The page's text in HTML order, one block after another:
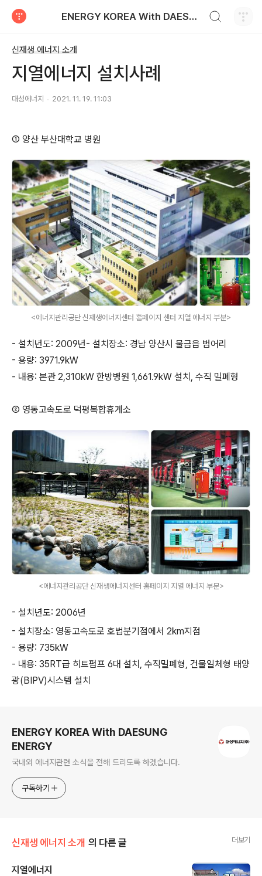
ENERGY KOREA With DAESUNG ENERGY
신재생 에너지 소개
지열에너지 설치사례
대성에너지 2021. 11. 19. 11:03
① 양산 부산대학교 병원
<에너지관리공단 신재생에너지센터 홈페이지 센터 지열 에너지 부분>
- 설치년도: 2009년- 설치장소: 경남 양산시 물금읍 범어리
- 용량: 3971.9kW
- 내용: 본관 2,310kW 한방병원 1,661.9kW 설치, 수직 밀폐형
② 영동고속도로 덕평복합휴게소
<에너지관리공단 신재생에너지센터 홈페이지 지열 에너지 부분>
- 설치년도: 2006년
- 설치장소: 영동고속도로 호법분기점에서 2km지점
- 용량: 735kW
- 내용: 35RT급 히트펌프 6대 설치, 수직밀폐형, 건물일체형 태양
광(BIPV)시스템 설치
ENERGY KOREA With DAESUNG
ENERGY
국내외 에너지관련 소식을 전해 드리도록 하겠습니다.
구독하기
신재생 에너지 소개 의 다른 글 더보기
지열에너지